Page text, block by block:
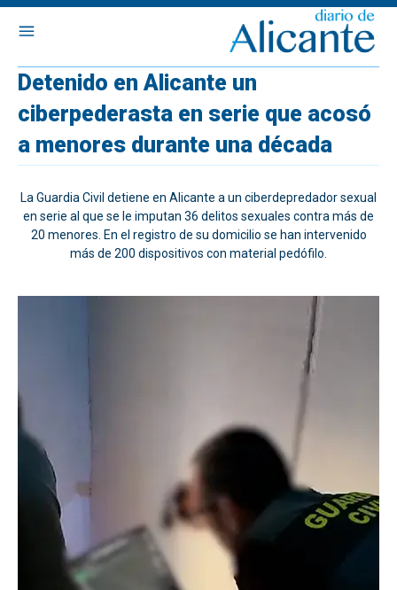
Detenido en Alicante un
ciberpederasta en serie que acosó
a menores durante una década
La Guardia Civil detiene en Alicante a un ciberdepredador sexual
en serie al que se le imputan 36 delitos sexuales contra más de
20 menores. En el registro de su domicilio se han intervenido
más de 200 dispositivos con material pedófilo.